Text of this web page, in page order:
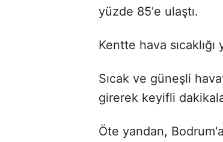
yüzde 85'e ulaştı.
Kentte hava
Sıcak ve güneşli
girerek keyifli
Öte yandan,